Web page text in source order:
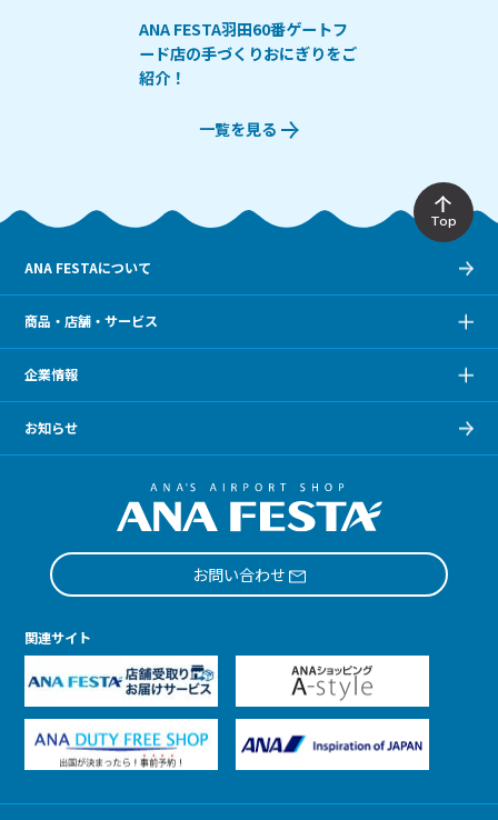
ANA FESTA羽田60番ゲートフ
ード店の手づくりおにぎりをご
紹介！
一覧を見る
Top
ANA FESTAについて
商品・店舗・サービス
企業情報
お知らせ
お問い合わせ
関連サイト